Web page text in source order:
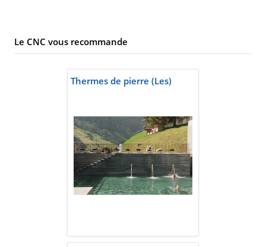
Le CNC vous recommande
Thermes de pierre (Les)